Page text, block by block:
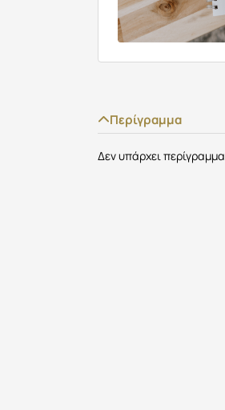
Περίγραμμα
Δεν υπάρχει περίγραμμα